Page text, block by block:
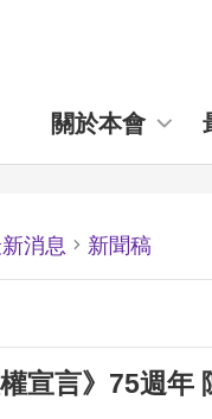
關於本會
消息 新聞稿
權宣言》75週